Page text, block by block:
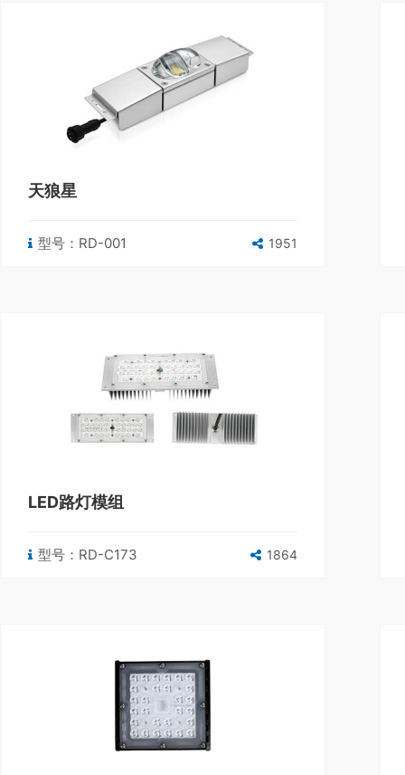
天狼星
型号：RD-001 1951
LED路灯模组
型号：RD-C173 1864